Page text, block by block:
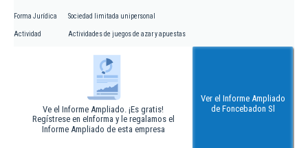
Forma Jurídica Sociedad limitada unipersonal
Actividad Actividades de juegos de azar y apuestas
Ve el Informe Ampliado. ¡Es gratis!
Regístrese en eInforma y le regalamos el
Informe Ampliado de esta empresa
Ver el Informe Ampliado
de Foncebadon Sl